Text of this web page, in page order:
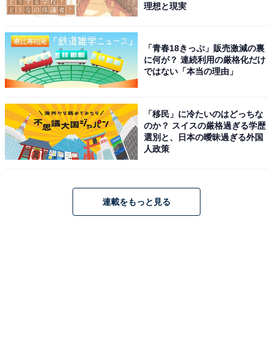
理想と現実
「青春18きっぷ」販売激減の裏
に何が？ 連続利用の厳格化だけ
ではない「本当の理由」
「移民」に冷たいのはどっちな
のか？ スイスの厳格過ぎる学歴
選別と、日本の曖昧過ぎる外国
人政策
連載をもっと見る